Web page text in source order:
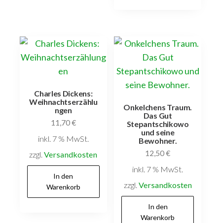
Charles Dickens:
Weihnachtserzählu
ngen
11,70€
inkl. 7 % MwSt.
zzgl.Versandkosten
In den
Warenkorb
Onkelchens Traum.
Das Gut
Stepantschikowo
und seine
Bewohner.
12,50€
inkl. 7 % MwSt.
zzgl. Versandkosten
In den
Warenkorb